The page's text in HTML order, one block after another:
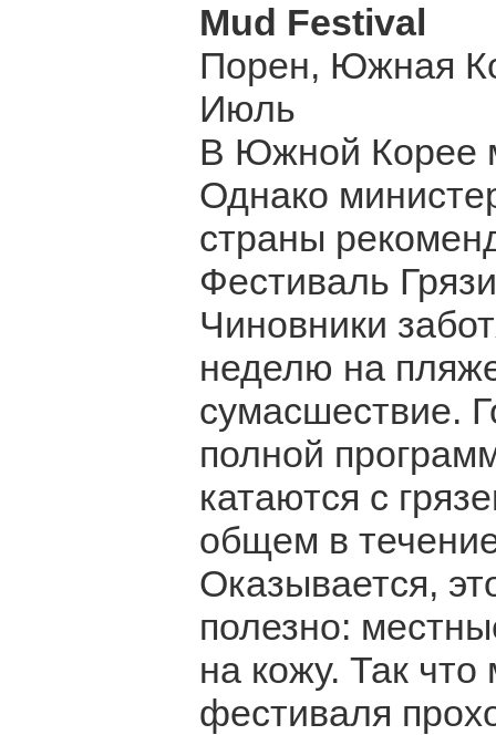
Mud Festival
Порен, Южная
Июль
В Южной Корее
Однако
страны
Фестиваль
Чиновники
неделю на
сумасшествие.
полной
катаются с
общем в
Оказывается,
полезно:
на кожу. Так
фестиваля